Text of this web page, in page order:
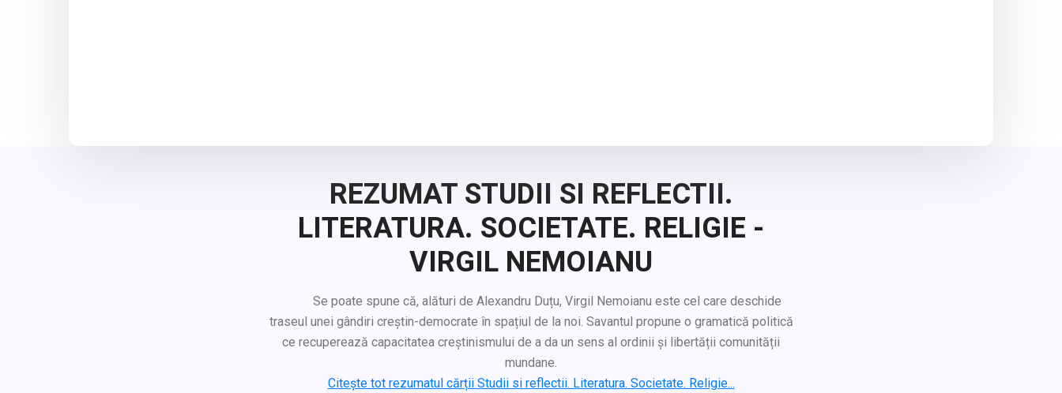
REZUMAT STUDII SI REFLECTII.
LITERATURA. SOCIETATE. RELIGIE -
VIRGIL NEMOIANU
Se poate spune că, alături de Alexandru Duțu, Virgil Nemoianu este cel care deschide
traseul unei gândiri creștin-democrate în spațiul de la noi. Savantul propune o gramatică politică
ce recuperează capacitatea creștinismului de a da un sens al ordinii și libertății comunității
mundane.
Citește tot rezumatul cărții Studii si reflectii. Literatura. Societate. Religie...